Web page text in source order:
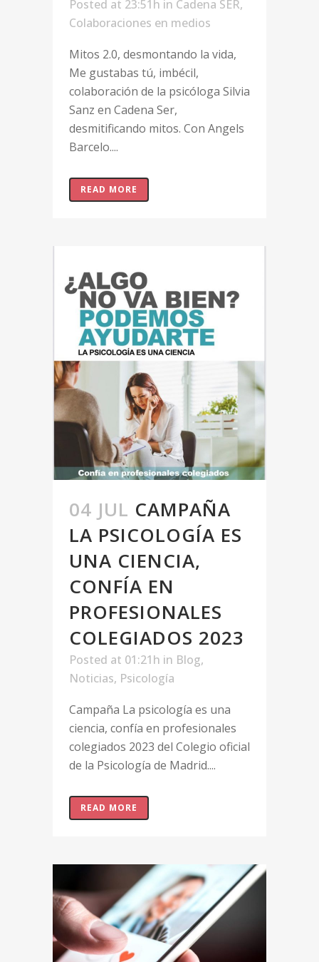
Posted at 23:51h in Cadena SER,
Colaboraciones en medios
Mitos 2.0, desmontando la vida,
Me gustabas tú, imbécil,
colaboración de la psicóloga Silvia
Sanz en Cadena Ser,
desmitificando mitos. Con Angels
Barcelo....
READ MORE
04 JUL CAMPAÑA
LA PSICOLOGÍA ES
UNA CIENCIA,
CONFÍA EN
PROFESIONALES
COLEGIADOS 2023
Posted at 01:21h in Blog,
Noticias, Psicología
Campaña La psicología es una
ciencia, confía en profesionales
colegiados 2023 del Colegio oficial
de la Psicología de Madrid....
READ MORE